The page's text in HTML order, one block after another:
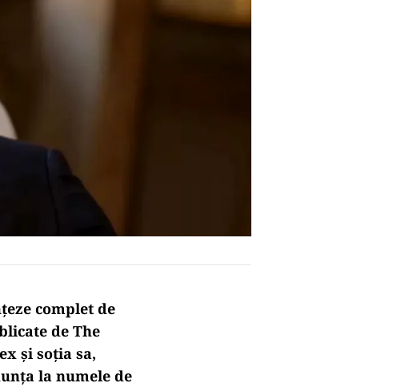
complet de
de The
și soția sa,
la numele de